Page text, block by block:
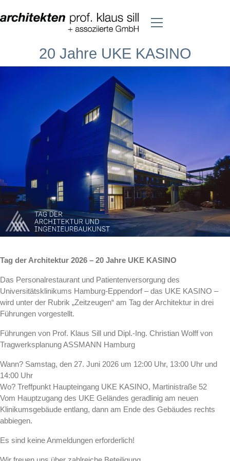
20 Jahre UKE KASINO
Tag der Architektur 2026 – 20 Jahre UKE KASINO
Das Personalrestaurant und Patientenversorgung des
Universitätsklinikums Hamburg-Eppendorf – das UKE KASINO –
wird unter der Rubrik „Zeitzeugen“ am Tag der Architektur in drei
Führungen vorgestellt.
Führungen von Prof. Klaus Sill und Dipl.-Ing. Christian Wolff von
Tragwerksplanung ASSMANN Hamburg
Wann? Samstag, den 27. Juni 2026 um 12:00 Uhr, 13:00 Uhr und
14:00 Uhr
Wo? Treffpunkt Haupteingang UKE KASINO, Martinistraße 52
Vom Hauptzugang des UKE Geländes geradlinig am neuen
Klinikumsgebäude entlang, dann am Ende des Gebäudes rechts
abbiegen.
Es sind keine Anmeldungen erforderlich!